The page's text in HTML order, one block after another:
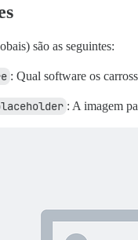
são as seguintes:
: Qual software os
: A imagem